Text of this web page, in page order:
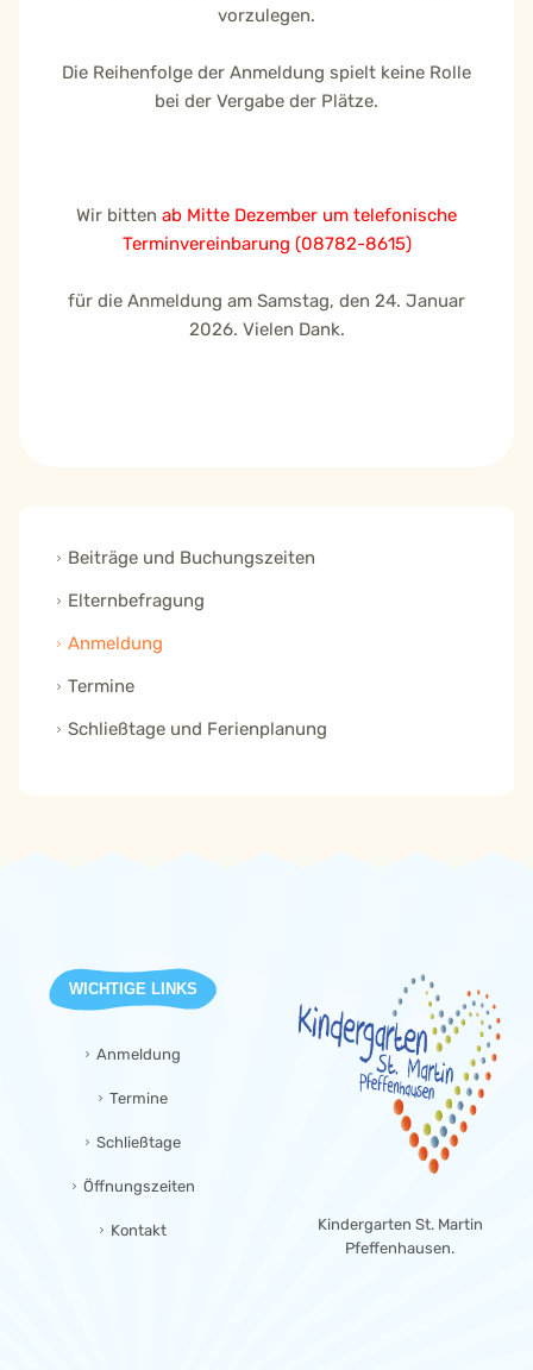
vorzulegen.
Die Reihenfolge der Anmeldung spielt keine Rolle
bei der Vergabe der Plätze.
Wir bitten ab Mitte Dezember um telefonische
Terminvereinbarung (08782-8615)
für die Anmeldung am Samstag, den 24. Januar
2026. Vielen Dank.
Beiträge und Buchungszeiten
Elternbefragung
Anmeldung
Termine
Schließtage und Ferienplanung
WICHTIGE LINKS
Anmeldung
Termine
Schließtage
Öffnungszeiten
Kontakt
Kindergarten St. Martin
Pfeffenhausen.